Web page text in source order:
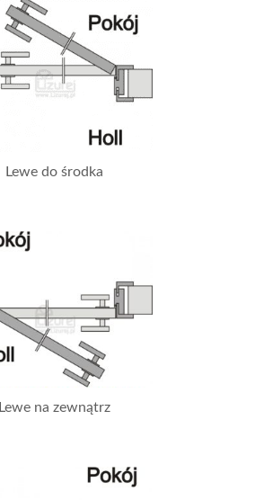
Lewe do środka
Lewe na zewnątrz